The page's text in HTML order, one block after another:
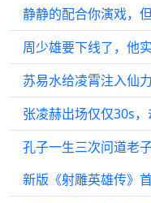
苏易水给凌霄注入仙